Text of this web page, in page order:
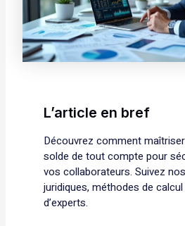
L’article en bref
Découvrez comment
solde de tout compte pour
vos collaborateurs. Suivez
juridiques, méthodes de
d’experts.